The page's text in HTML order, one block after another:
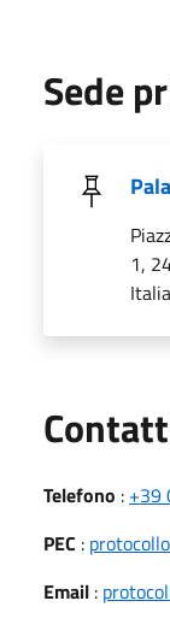
Sede
1,
Italia
Telefono : +39
PEC :
Email :